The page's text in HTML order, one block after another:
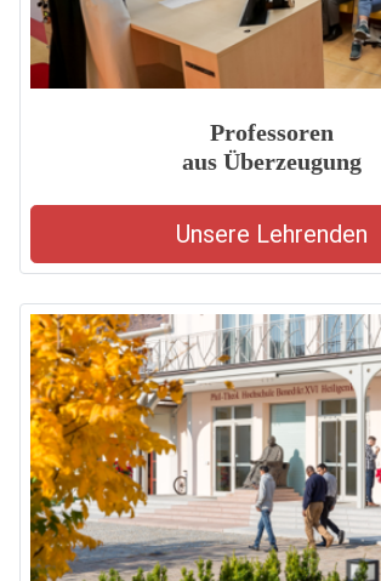
Professoren
aus Überzeugung
Unsere Lehrenden